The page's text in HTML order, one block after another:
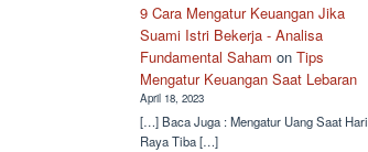
9 Cara Mengatur Keuangan Jika
Suami Istri Bekerja - Analisa
Fundamental Saham onTips
Mengatur Keuangan Saat Lebaran
April 18, 2023
[…] Baca Juga : Mengatur Uang Saat Hari
Raya Tiba […]